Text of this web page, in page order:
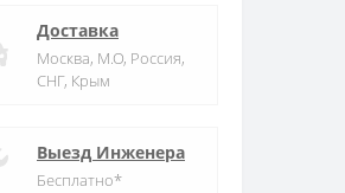
Доставка
Москва, М.О, Россия,
СНГ, Крым
Выезд Инженера
Бесплатно*